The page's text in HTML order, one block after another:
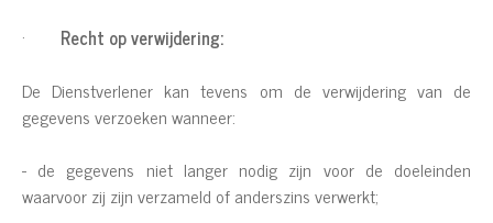
· Recht op verwijdering:
De Dienstverlener kan tevens om de verwijdering van de
gegevens verzoeken wanneer:
- de gegevens niet langer nodig zijn voor de doeleinden
waarvoor zij zijn verzameld of anderszins verwerkt;